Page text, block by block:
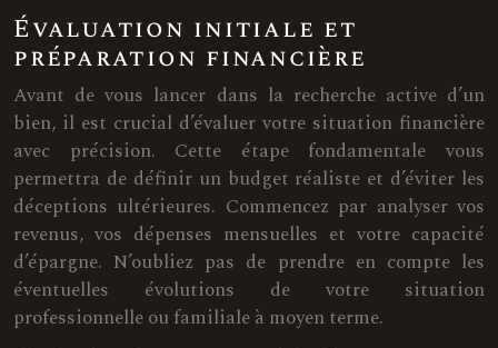
Évaluation initiale et
préparation financière
Avant de vous lancer dans la recherche active d’un
bien, il est crucial d’évaluer votre situation financière
avec précision. Cette étape fondamentale vous
permettra de définir un budget réaliste et d’éviter les
déceptions ultérieures. Commencez par analyser vos
revenus, vos dépenses mensuelles et votre capacité
d’épargne. N’oubliez pas de prendre en compte les
éventuelles évolutions de votre situation
professionnelle ou familiale à moyen terme.